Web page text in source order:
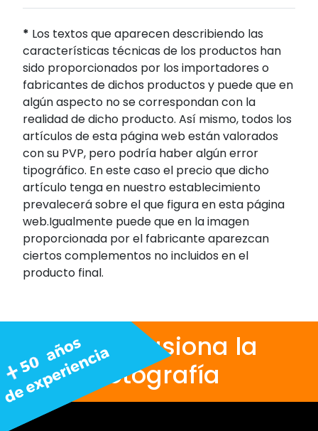
* Los textos que aparecen describiendo las
características técnicas de los productos han
sido proporcionados por los importadores o
fabricantes de dichos productos y puede que en
algún aspecto no se correspondan con la
realidad de dicho producto. Así mismo, todos los
artículos de esta página web están valorados
con su PVP, pero podría haber algún error
tipográfico. En este caso el precio que dicho
artículo tenga en nuestro establecimiento
prevalecerá sobre el que figura en esta página
web.Igualmente puede que en la imagen
proporcionada por el fabricante aparezcan
ciertos complementos no incluidos en el
producto final.
Nos apasiona la
fotografía